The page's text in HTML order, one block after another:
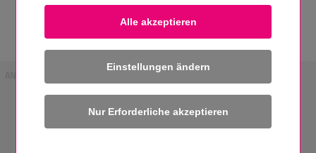
Einstellungen ändern